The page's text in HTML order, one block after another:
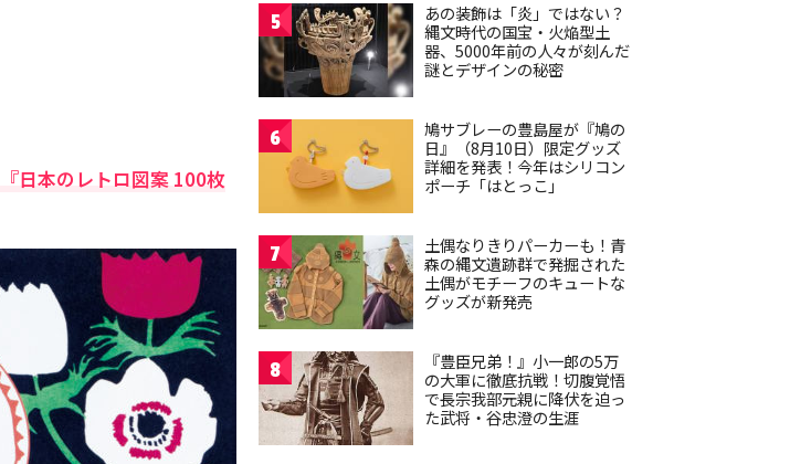
『日本のレトロ図案 100枚
5
あの装飾は「炎」ではない？
縄文時代の国宝・火焔型土
器、5000年前の人々が刻んだ
謎とデザインの秘密
6
鳩サブレーの豊島屋が『鳩の
日』（8月10日）限定グッズ
詳細を発表！今年はシリコン
ポーチ「はとっこ」
7
土偶なりきりパーカーも！青
森の縄文遺跡群で発掘された
土偶がモチーフのキュートな
グッズが新発売
8
『豊臣兄弟！』小一郎の5万
の大軍に徹底抗戦！切腹覚悟
で長宗我部元親に降伏を迫っ
た武将・谷忠澄の生涯